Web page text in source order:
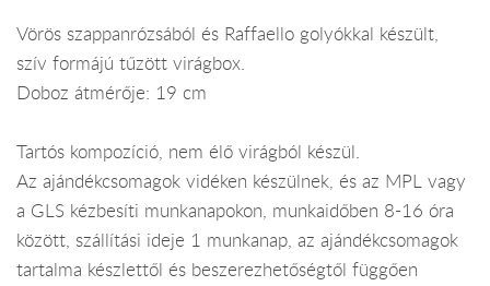
Vörös szappanrózsából és Raffaello golyókkal készült,
szív formájú tűzött virágbox.
Doboz átmérője: 19 cm
Tartós kompozíció, nem élő virágból készül.
Az ajándékcsomagok vidéken készülnek, és az MPL vagy
a GLS kézbesíti munkanapokon, munkaidőben 8-16 óra
között, szállítási ideje 1 munkanap, az ajándékcsomagok
tartalma készlettől és beszerezhetőségtől függően